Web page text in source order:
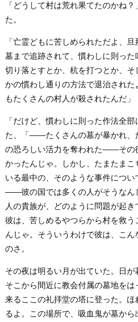
「どうして村は荒れ果てたのかね
た。
「亡霊どもに苦しめられただよ、
墓まで追跡されて、慣わしに則った
切り落とすとか、杭を打つとか、そ
かの慣わし通りの方法で退治された
もたくさんの村人が殺されたんだ」
「だけど、慣わしに則った作法全
た、「――たくさんの墓が暴かれ、
の恐ろしい活力を奪われた――その
かったんじゃ。しかし、たまたまこ
いる最中の、そのような事件につい
――彼の国では多くの人がそうな
人の貴族が、どのように問題が起き
彼は、苦しめるやつらから村を救う
んじゃ。そういうわけで彼は、こん
のさ。
その夜は明るい月が出ていた。日が
そこから間近に教会付属の墓地をは
来るここの礼拝堂の塔に登った。ほ
るよ。この場所で、吸血鬼が墓か